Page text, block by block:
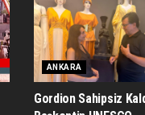
ANKARA
Gordion Sahipsiz